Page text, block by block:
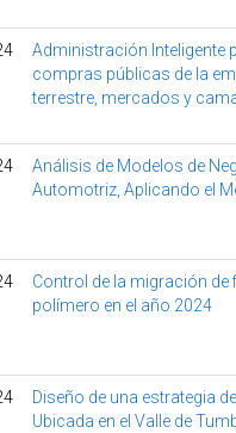
Administración Inteligente
compras públicas de la
terrestre, mercados y
Análisis de Modelos de
Automotriz, Aplicando el
Control de la migración de
polímero en el año 2024
Diseño de una estrategia
Ubicada en el Valle de